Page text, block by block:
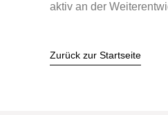
aktiv an der
Zurück zur Startseite